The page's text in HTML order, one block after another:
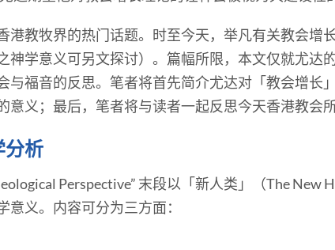
港教牧界的热门话题。时至今天，举凡有关教会增
神学意义可另文探讨）。篇幅所限，本文仅就尤达
福音的反思。笔者将首先简介尤达对「教会增长
义；最后，笔者将与读者一起反思今天香港教会所
分析
Perspective” 末段以「新人类」（The New
义。内容可分为三方面：